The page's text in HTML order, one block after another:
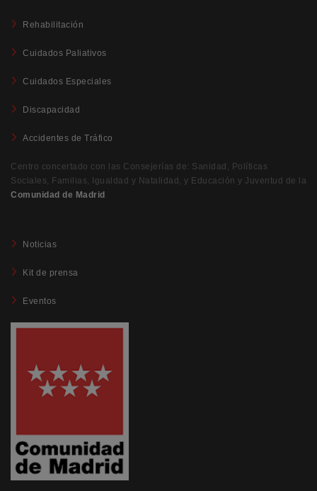
Rehabilitación
Cuidados Paliativos
Cuidados Especiales
Discapacidad
Accidentes de Tráfico
Centro concertado con las Consejerías de: Sanidad, Políticas
Sociales, Familias, Igualdad y Natalidad, y Educación y Juventud de la
Comunidad de Madrid
Noticias
Kit de prensa
Eventos